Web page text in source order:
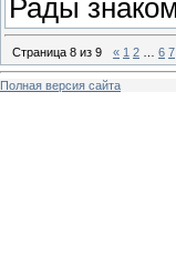
Рады
Страница 8 из 9 « 1 2 6 7
Полная версия сайта